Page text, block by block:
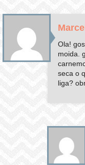
Ola!
moida.
seca o
liga?